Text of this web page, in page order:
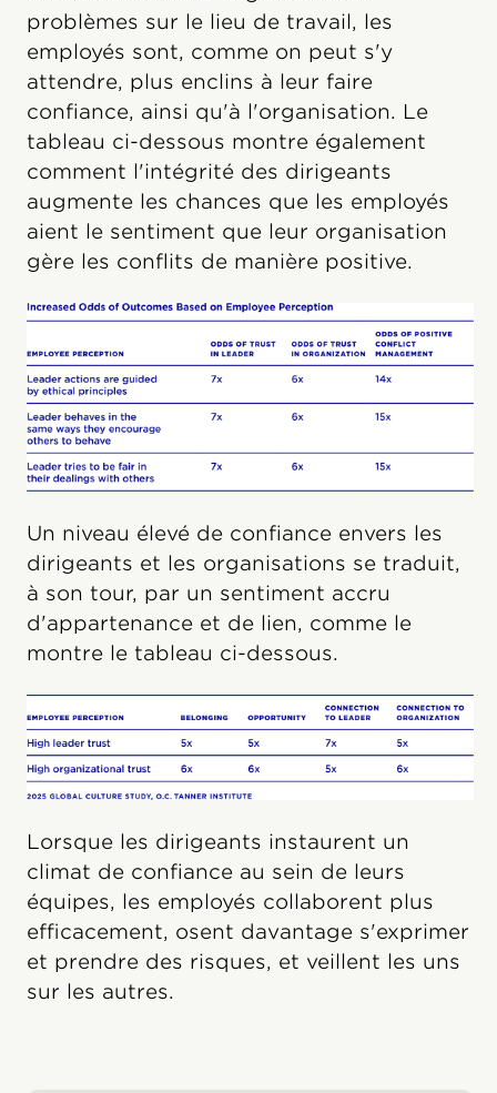
problèmes sur le lieu de travail, les
employés sont, comme on peut s'y
attendre, plus enclins à leur faire
confiance, ainsi qu'à l'organisation. Le
tableau ci-dessous montre également
comment l'intégrité des dirigeants
augmente les chances que les employés
aient le sentiment que leur organisation
gère les conflits de manière positive.
Un niveau élevé de confiance envers les
dirigeants et les organisations se traduit,
à son tour, par un sentiment accru
d'appartenance et de lien, comme le
montre le tableau ci-dessous.
Lorsque les dirigeants instaurent un
climat de confiance au sein de leurs
équipes, les employés collaborent plus
efficacement, osent davantage s'exprimer
et prendre des risques, et veillent les uns
sur les autres.